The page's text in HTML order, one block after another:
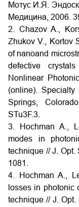
Мотус И.Я.
Медицина, 2006.
2. Chazov A.,
Zhukov V., Kortov
of nanoand
defective
Nonlinear
(online).
Springs,
STu3F.3.
3. Hochman A.,
modes in
technique // J.
1081.
4. Hochman A.,
losses in photonic
technique // J.